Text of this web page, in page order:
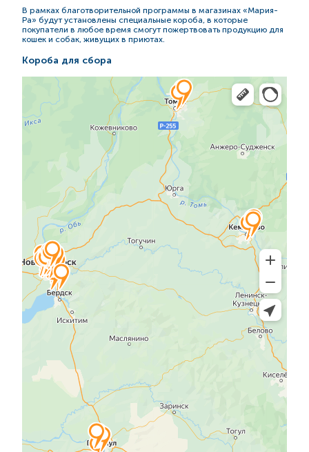
В рамках благотворительной программы в магазинах «Мария-
Ра» будут установлены специальные короба, в которые
покупатели в любое время смогут пожертвовать продукцию для
кошек и собак, живущих в приютах.
Короба для сбора